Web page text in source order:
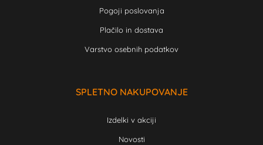
Pogoji poslovanja
Plačilo in dostava
Varstvo osebnih podatkov
SPLETNO NAKUPOVANJE
Izdelki v akciji
Novosti